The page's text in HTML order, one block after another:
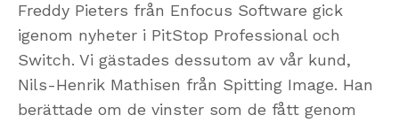
Freddy Pieters från Enfocus Software gick
igenom nyheter i PitStop Professional och
Switch. Vi gästades dessutom av vår kund,
Nils-Henrik Mathisen från Spitting Image. Han
berättade om de vinster som de fått genom